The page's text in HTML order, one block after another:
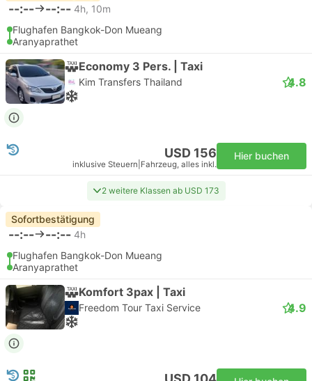
--:-- --:-- 4h, 10m
Flughafen Bangkok-Don Mueang
Aranyaprathet
Economy 3 Pers. | Taxi
Kim Transfers Thailand 4.8
USD 156
inklusive Steuern Fahrzeug, alles inkl.
Hier buchen
2 weitere Klassen ab USD 173
Sofortbestätigung
--:-- --:-- 4h
Flughafen Bangkok-Don Mueang
Aranyaprathet
Komfort 3pax | Taxi
Freedom Tour Taxi Service 4.9